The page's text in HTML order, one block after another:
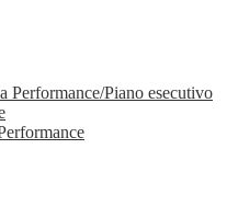
Performance/Piano esecutivo